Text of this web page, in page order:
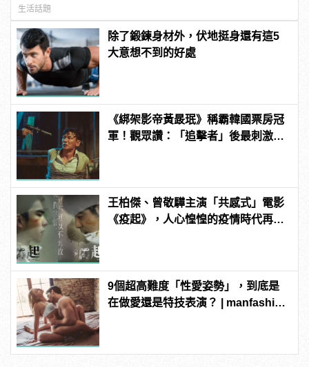
生活話題
除了鍛鍊身材外，伏地挺身還有這5
大意想不到的好處
《綁架影帝黃晸珉》稱霸韓國票房冠
軍！觀眾讚：「追擊者」後最刺激的
王柏傑、曾敬驊主演「共感式」電影
《疫起》，人心惶惶的疫情時代再度
9個超高難度「性愛姿勢」，到底是
在做愛還是特技表演？ | manfashion